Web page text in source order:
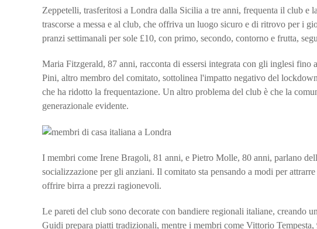
Zeppetelli, trasferitosi a Londra dalla Sicilia a tre anni, frequenta il club e
trascorse a messa e al club, che offriva un luogo sicuro e di ritrovo per i
pranzi settimanali per sole £10, con primo, secondo, contorno e frutta,
Maria Fitzgerald, 87 anni, racconta di essersi integrata con gli inglesi fino
Pini, altro membro del comitato, sottolinea l'impatto negativo del
che ha ridotto la frequentazione. Un altro problema del club è che la
generazionale evidente.
I membri come Irene Bragoli, 81 anni, e Pietro Molle, 80 anni, parlano
socializzazione per gli anziani. Il comitato sta pensando a modi per
offrire birra a prezzi ragionevoli.
Le pareti del club sono decorate con bandiere regionali italiane, creando
Guidi prepara piatti tradizionali, mentre i membri come Vittorio